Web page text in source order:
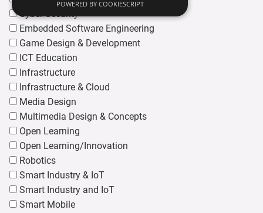
Cyber Security
Embedded Software Engineering
Game Design & Development
ICT Education
Infrastructure
Infrastructure & Cloud
Media Design
Multimedia Design & Concepts
Open Learning
Open Learning/Innovation
Robotics
Smart Industry & IoT
Smart Industry and IoT
Smart Mobile
POWERED BY COOKIESCRIPT